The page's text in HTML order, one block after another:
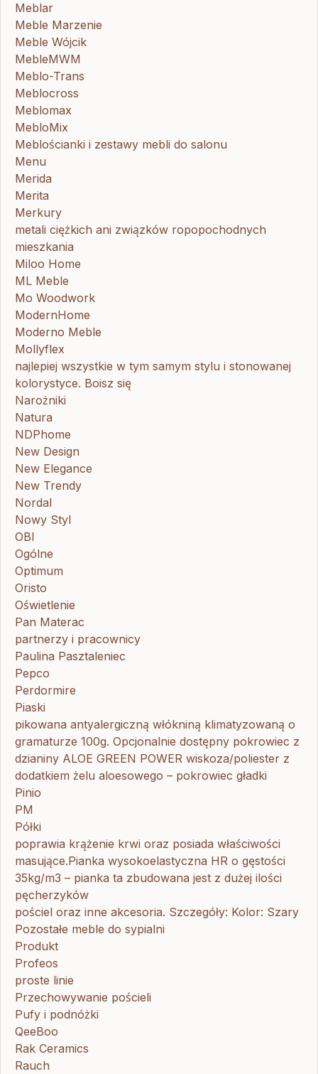
Meblar
Meble Marzenie
Meble Wójcik
MebleMWM
Meblo-Trans
Meblocross
Meblomax
MebloMix
Meblościanki i zestawy mebli do salonu
Menu
Merida
Merita
Merkury
metali ciężkich ani związków ropopochodnych
mieszkania
Miloo Home
ML Meble
Mo Woodwork
ModernHome
Moderno Meble
Mollyflex
najlepiej wszystkie w tym samym stylu i stonowanej
kolorystyce. Boisz się
Narożniki
Natura
NDPhome
New Design
New Elegance
New Trendy
Nordal
Nowy Styl
OBI
Ogólne
Optimum
Oristo
Oświetlenie
Pan Materac
partnerzy i pracownicy
Paulina Pasztaleniec
Pepco
Perdormire
Piaski
pikowana antyalergiczną włókniną klimatyzowaną o
gramaturze 100g. Opcjonalnie dostępny pokrowiec z
dzianiny ALOE GREEN POWER wiskoza/poliester z
dodatkiem żelu aloesowego – pokrowiec gładki
Pinio
PM
Półki
poprawia krążenie krwi oraz posiada właściwości
masujące.Pianka wysokoelastyczna HR o gęstości
35kg/m3 – pianka ta zbudowana jest z dużej ilości
pęcherzyków
pościel oraz inne akcesoria. Szczegóły: Kolor: Szary
Pozostałe meble do sypialni
Produkt
Profeos
proste linie
Przechowywanie pościeli
Pufy i podnóżki
QeeBoo
Rak Ceramics
Rauch